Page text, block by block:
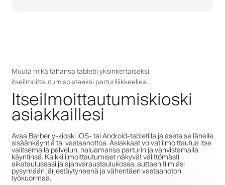
Muuta mikä tahansa tabletti yksinkertaiseksi
itseilmoittautumispisteeksi parturiliikkeellesi.
Itseilmoittautumiskioski
asiakkaillesi
Avaa Barberly-kioski iOS- tai Android-tabletilla ja aseta se lähelle
sisäänkäyntiä tai vastaanottoa. Asiakkaat voivat ilmoittautua itse
valitsemalla palvelun, haluamansa parturin ja vahvistamalla
käyntinsä. Kaikki ilmoittautumiset näkyvät välittömästi
aikataulussasi ja ajanvaraustaulukossa, auttaen tiimiäsi
pysymään järjestäytyneenä ja vähentäen vastaanoton
työkuormaa.